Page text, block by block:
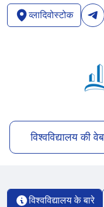
व्लादिवोस्टोक
विश्वविद्यालय की
विश्वविद्यालय के बारे